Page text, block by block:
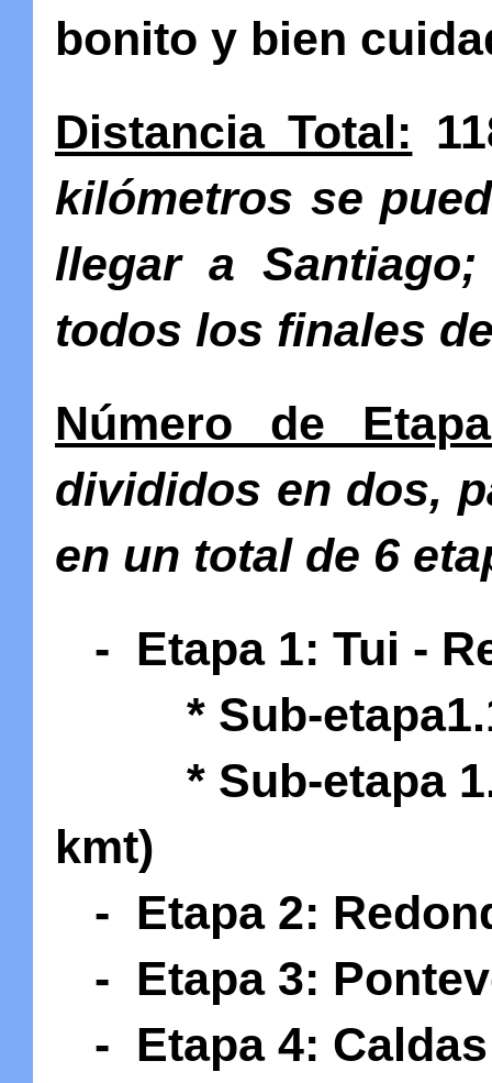
bonito y bien
Distancia Total:
kilómetros se
llegar a
todos los finales
Número de
divididos en dos,
en un total de 6
- Etapa 1: Tui -
* Sub-etapa1.1:
* Sub-etapa
kmt)
- Etapa 2:
- Etapa 3:
- Etapa 4: Caldas